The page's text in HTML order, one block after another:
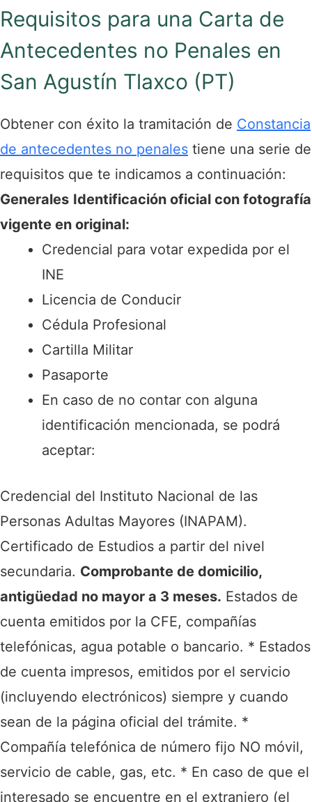
Requisitos para una Carta de
Antecedentes no Penales en
San Agustín Tlaxco (PT)
Obtener con éxito la tramitación de Constancia
de antecedentes no penales tiene una serie de
requisitos que te indicamos a continuación:
Generales Identificación oficial con fotografía
vigente en original:
Credencial para votar expedida por el
INE
Licencia de Conducir
Cédula Profesional
Cartilla Militar
Pasaporte
En caso de no contar con alguna
identificación mencionada, se podrá
aceptar:
Credencial del Instituto Nacional de las
Personas Adultas Mayores (INAPAM).
Certificado de Estudios a partir del nivel
secundaria. Comprobante de domicilio,
antigüedad no mayor a 3 meses. Estados de
cuenta emitidos por la CFE, compañías
telefónicas, agua potable o bancario. * Estados
de cuenta impresos, emitidos por el servicio
(incluyendo electrónicos) siempre y cuando
sean de la página oficial del trámite. *
Compañía telefónica de número fijo NO móvil,
servicio de cable, gas, etc. * En caso de que el
interesado se encuentre en el extranjero (el